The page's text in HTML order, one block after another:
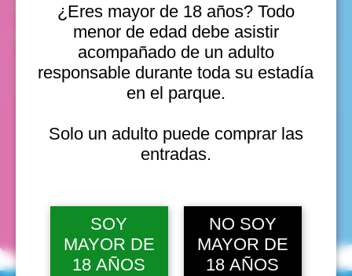
¿Eres mayor de 18 años? Todo
menor de edad debe asistir
acompañado de un adulto
responsable durante toda su estadía
en el parque.
Solo un adulto puede comprar las
entradas.
SOY
MAYOR DE
18 AÑOS
NO SOY
MAYOR DE
18 AÑOS
Valparaíso, Chile
Otras fechas
dom, 09 ago, 10:00 a. m.
dom, 09 ago, 11:00 a. m.
dom, 09 ago, 12:00 p. m.
Ver 20
fechas